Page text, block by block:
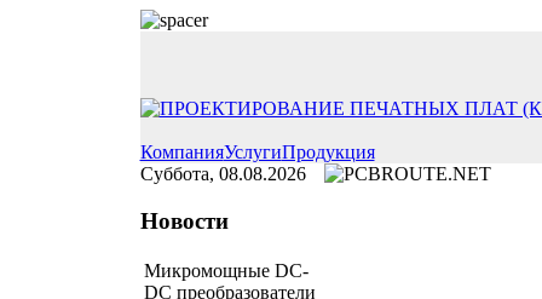
КомпанияУслугиПродукция
Суббота, 08.08.2026
Новости
Микромощные DC-
DC преобразователи